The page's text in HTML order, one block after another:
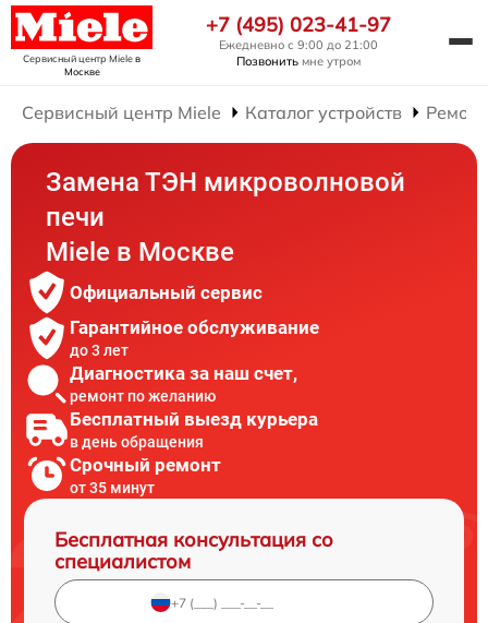
Сервисный центр Mieleв
Москве
+7 (495) 023-41-97
Ежедневно с 9:00 до 21:00
Позвонить мне утром
Сервисный центр Miele Каталог устройств
Замена ТЭН микроволновой
печи
Miele в Москве
Официальный сервис
Гарантийное обслуживание
до 3 лет
Диагностика за наш счет,
ремонт по желанию
Бесплатный выезд курьера
в день обращения
Срочный ремонт
от 35 минут
Бесплатная консультация со
специалистом